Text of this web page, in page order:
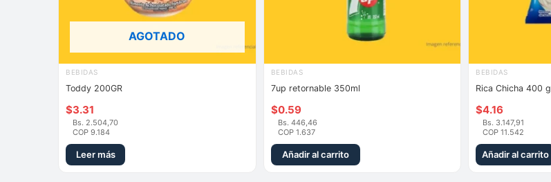
AGOTADO
BEBIDAS
Toddy 200GR
$3.31
Bs. 2.504,70
COP 9.184
Leer más
BEBIDAS
7up retornable 350ml
$0.59
Bs. 446,46
COP 1.637
Añadir al carrito
BEBIDAS
Rica Chicha 400 g
$4.16
Bs. 3.147,91
COP 11.542
Añadir al carrito